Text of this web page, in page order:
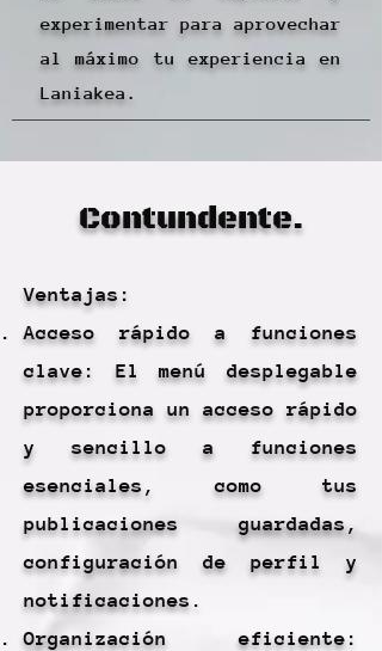
experimentar para aprovechar
al máximo tu experiencia en
Laniakea.
Contundente.
Ventajas:
Acceso rápido a funciones
clave: El menú desplegable
proporciona un acceso rápido
y sencillo a funciones
esenciales, como tus
publicaciones guardadas,
configuración de perfil y
notificaciones.
Organización eficiente: